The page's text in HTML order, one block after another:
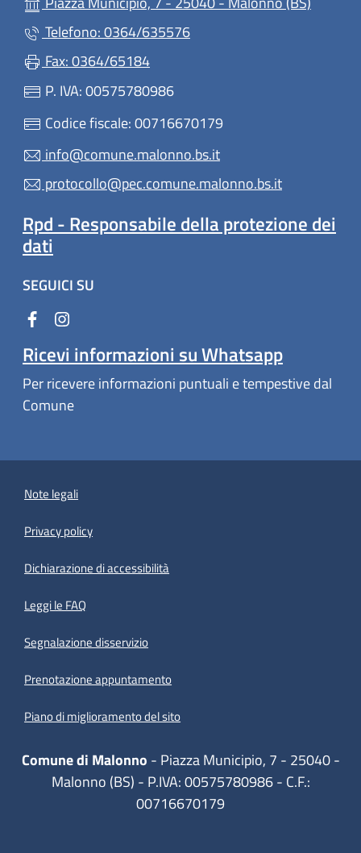
Telefono: 0364/635576
Fax: 0364/65184
P. IVA: 00575780986
Codice fiscale: 00716670179
info@comune.malonno.bs.it
protocollo@pec.comune.malonno.bs.it
Rpd - Responsabile della protezione dei
dati
SEGUICI SU
Ricevi informazioni su Whatsapp
Per ricevere informazioni puntuali e tempestive dal
Comune
Note legali
Privacy policy
Dichiarazione di accessibilità
Leggi le FAQ
Segnalazione disservizio
Prenotazione appuntamento
Piano di miglioramento del sito
Comune di Malonno - Piazza Municipio, 7 - 25040 -
Malonno (BS) - P.IVA: 00575780986 - C.F.:
00716670179